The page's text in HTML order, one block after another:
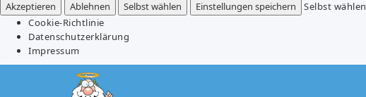
Akzeptieren
Ablehnen Selbst wählen Einstellungen speichern
Selbst wählen
Cookie-Richtlinie
Datenschutzerklärung
Impressum